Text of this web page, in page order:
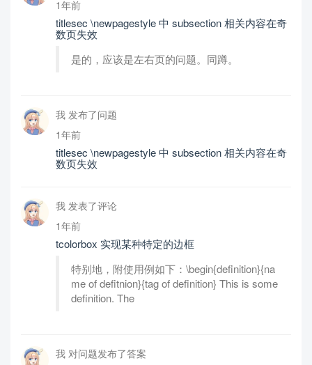
1年前
titlesec \newpagestyle 中 subsection 相关内容在奇
数页失效
是的，应该是左右页的问题。同蹲。
我 发布了问题
1年前
titlesec \newpagestyle 中 subsection 相关内容在奇
数页失效
我 发表了评论
1年前
tcolorbox 实现某种特定的边框
特别地，附使用例如下：\begin{definition}{na
me of defitnion}{tag of definition} This is some
definition. The
我 对问题发布了答案